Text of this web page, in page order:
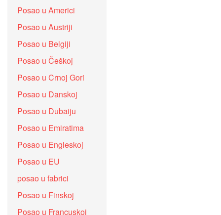
Posao u Americi
Posao u Austriji
Posao u Belgiji
Posao u Češkoj
Posao u Crnoj Gori
Posao u Danskoj
Posao u Dubaiju
Posao u Emiratima
Posao u Engleskoj
Posao u EU
posao u fabrici
Posao u Finskoj
Posao u Francuskoj